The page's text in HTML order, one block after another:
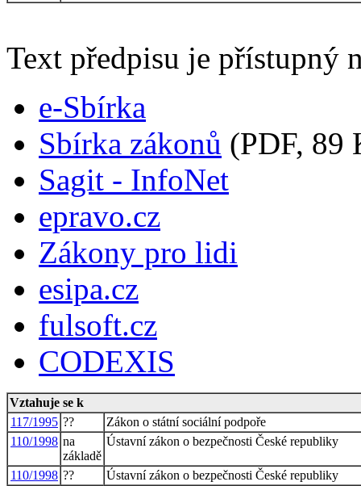
Text předpisu je přístupný
e-Sbírka
Sbírka zákonů (PDF, 89
Sagit - InfoNet
epravo.cz
Zákony pro lidi
esipa.cz
fulsoft.cz
CODEXIS
Vztahuje se k
117/1995 ??
Zákon o státní sociální podpoře
110/1998 na
základě
Ústavní zákon o bezpečnosti České republiky
110/1998 ??
Ústavní zákon o bezpečnosti České republiky